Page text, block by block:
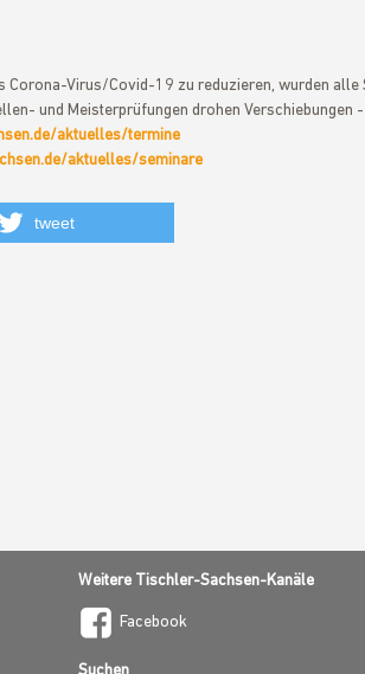
Corona-Virus/Covid-19 zu reduzieren, wurden alle
und Meisterprüfungen drohen Verschiebungen
aktuelles/termine
aktuelles/seminare
tweet
Weitere Tischler-Sachsen-Kanäle
Facebook